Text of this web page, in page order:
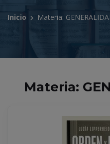
Inicio Materia:
Materia: